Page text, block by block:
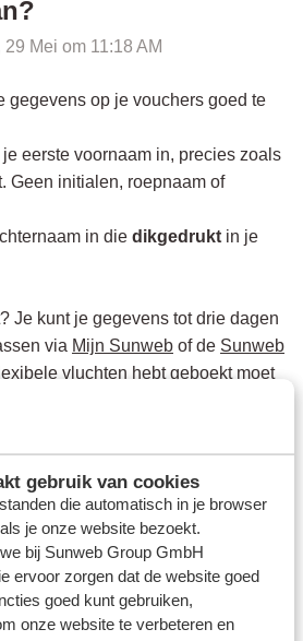
gebruik van cookies
die automatisch in je browser
je onze website bezoekt.
bij Sunweb Group GmbH
ervoor zorgen dat de website goed
goed kunt gebruiken,
onze website te verbeteren en
Mei om 11:18 AM
gegevens op je vouchers goed te
eerste voornaam in, precies zoals
Geen initialen, roepnaam of
in die dikgedrukt in je
Je kunt je gegevens tot drie dagen
via Mijn Sunweb of de Sunweb
vluchten hebt geboekt moet
aangevraagd bij de
omdat er mogelijk kosten gerekend
is nemen we eerst contact met je
nemen.
je een naam kunt wijzigen, klik